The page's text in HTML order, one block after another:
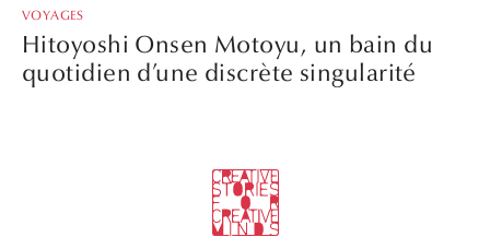
VOYAGES
Hitoyoshi Onsen Motoyu, un bain du
quotidien d’une discrète singularité